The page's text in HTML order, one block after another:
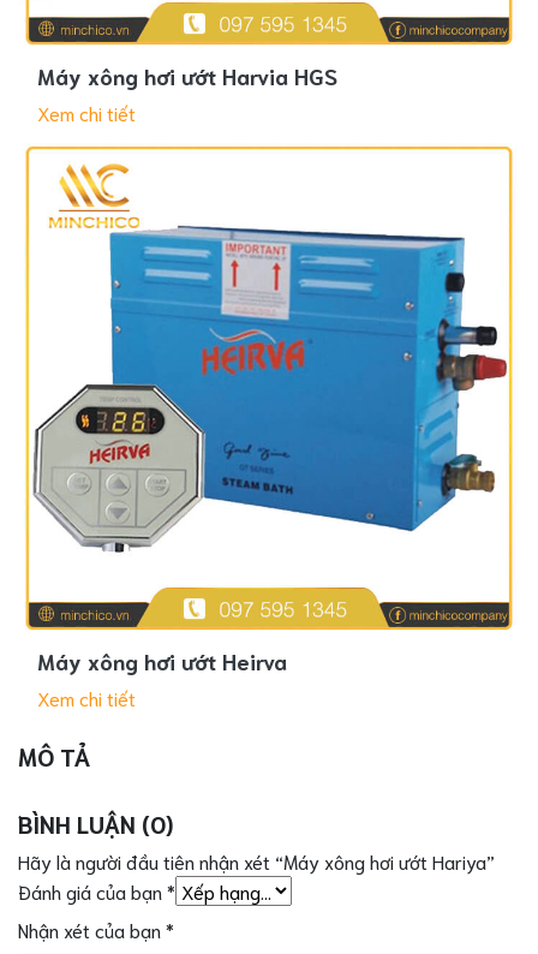
Máy xông hơi ướt Harvia HGS
Xem chi tiết
Máy xông hơi ướt Heirva
Xem chi tiết
MÔ TẢ
BÌNH LUẬN (0)
Hãy là người đầu tiên nhận xét “Máy xông hơi ướt Hariya”
Đánh giá của bạn *
Nhận xét của bạn *